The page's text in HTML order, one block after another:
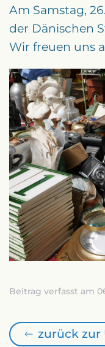
Am Samstag,
der Dänischen
Wir freuen uns
Beitrag verfasst am
zurück zur